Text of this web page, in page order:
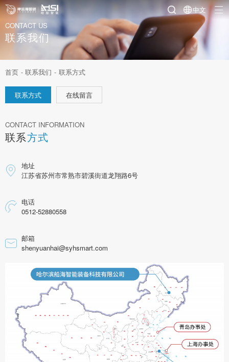
中文
CONTACT US
联系我们
首页 - 联系我们 - 联系方式
联系方式 在线留言
CONTACT INFORMATION
联系方式
地址
江苏省苏州市常熟市碧溪街道龙翔路6号
电话
0512-52880558
邮箱
shenyuanhai@syhsmart.com